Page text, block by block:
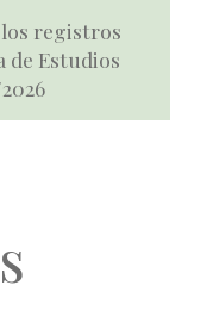
registros
Estudios